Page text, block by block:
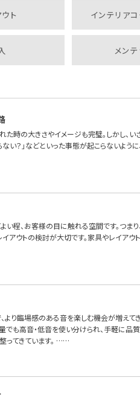
ト インテリア
メン
た時の大きさやイメージも完璧。しかし、
ない？」などといった事態が起こらないよ
い程、お客様の目に触れる空間です。つま
アウトの検討が大切です。家具やレイアウ
より臨場感のある音を楽しむ機会が増えて
でも高音・低音を使い分けられ、手軽に品
ってきています。 ……